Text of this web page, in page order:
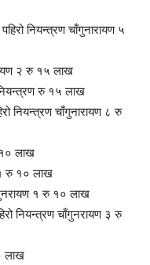
नियन्त्रण चाँगुनारायण ५
२ रु १५ लाख
रु १५ लाख
नियन्त्रण चाँगुनारायण ८ रु
१० लाख
१ रु १० लाख
१ रु १० लाख
नियन्त्रण चाँगुनरायण ३ रु
लाख